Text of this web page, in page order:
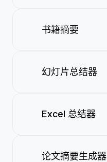
书籍摘要
幻灯片总结器
Excel 总结器
论文摘要生成器